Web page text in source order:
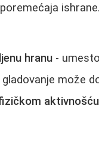
hranu -
gladovanje može
aktivnošću